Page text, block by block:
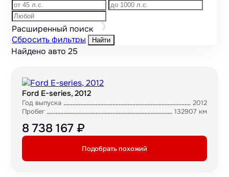
Расширенный поиск
Сбросить фильтры
Найти
Найдено авто25
Ford E-series, 2012
Год выпуска
2012
Пробег
132907 км
8 738 167 ₽
Подобрать похожий